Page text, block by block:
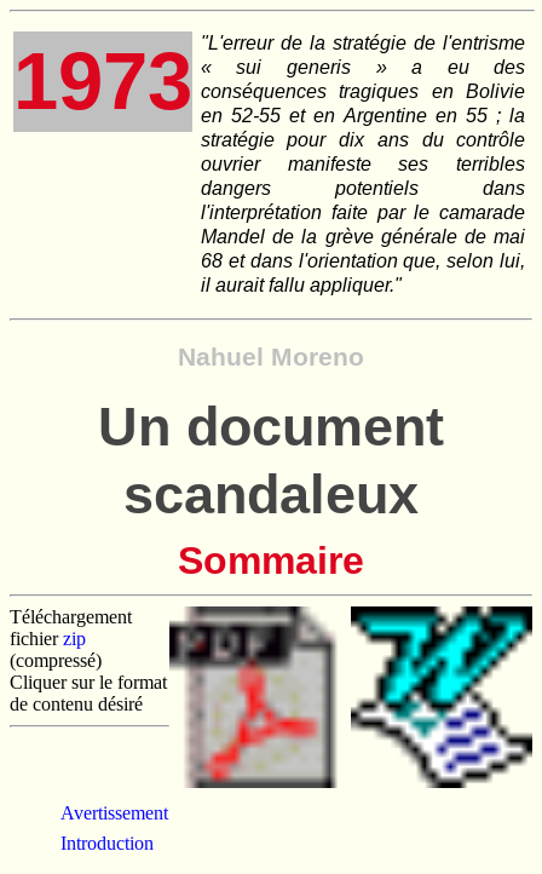
1973 "L'erreur de la stratégie de l'entrisme
« sui generis » a eu des
conséquences tragiques en Bolivie
en 52-55 et en Argentine en 55 ; la
stratégie pour dix ans du contrôle
ouvrier manifeste ses terribles
dangers potentiels dans
l'interprétation faite par le camarade
Mandel de la grève générale de mai
68 et dans l'orientation que, selon lui,
il aurait fallu appliquer."
Nahuel Moreno
Un document
scandaleux
Sommaire
Téléchargement
fichierzip
(compressé)
Cliquer sur le format
de contenu désiré
Avertissement
Introduction